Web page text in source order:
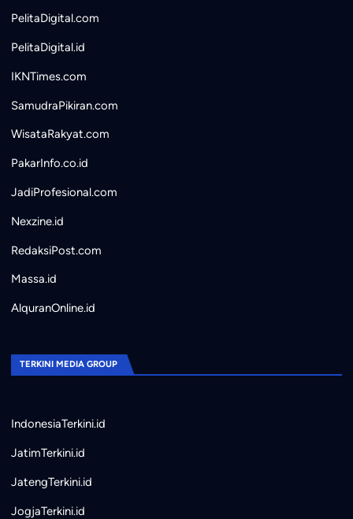
PelitaDigital.com
PelitaDigital.id
IKNTimes.com
SamudraPikiran.com
WisataRakyat.com
PakarInfo.co.id
JadiProfesional.com
Nexzine.id
RedaksiPost.com
Massa.id
AlquranOnline.id
TERKINI MEDIA GROUP
IndonesiaTerkini.id
JatimTerkini.id
JatengTerkini.id
JogjaTerkini.id